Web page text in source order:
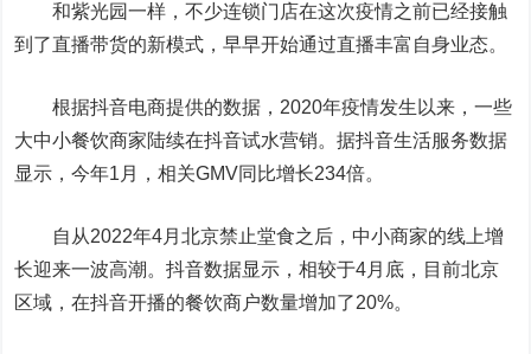
和紫光园一样，不少连锁门店在这次疫情之前已经接触
到了直播带货的新模式，早早开始通过直播丰富自身业态。
根据抖音电商提供的数据，2020年疫情发生以来，一些
大中小餐饮商家陆续在抖音试水营销。据抖音生活服务数据
显示，今年1月，相关GMV同比增长234倍。
自从2022年4月北京禁止堂食之后，中小商家的线上增
长迎来一波高潮。抖音数据显示，相较于4月底，目前北京
区域，在抖音开播的餐饮商户数量增加了20%。